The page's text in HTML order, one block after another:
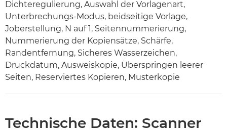
Dichteregulierung, Auswahl der Vorlagenart,
Unterbrechungs-Modus, beidseitige Vorlage,
Joberstellung, N auf 1, Seitennummerierung,
Nummerierung der Kopiensätze, Schärfe,
Randentfernung, Sicheres Wasserzeichen,
Druckdatum, Ausweiskopie, Überspringen leerer
Seiten, Reserviertes Kopieren, Musterkopie
Technische Daten: Scanner